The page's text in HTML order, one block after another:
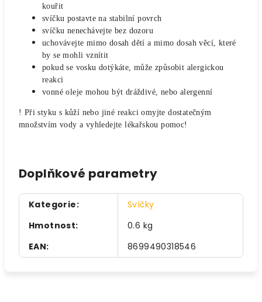
kouřit
svíčku postavte na stabilní povrch
svíčku nenechávejte bez dozoru
uchovávejte mimo dosah dětí a mimo dosah věcí, které
by se mohli vznítit
pokud se vosku dotýkáte, může způsobit alergickou
reakci
vonné oleje mohou být dráždivé, nebo alergenní
! Při styku s kůží nebo jiné reakci omyjte dostatečným
množstvím vody a vyhledejte lékařskou pomoc!
Doplňkové parametry
Kategorie:
Svíčky
Hmotnost:
0.6 kg
EAN: 8699490318546